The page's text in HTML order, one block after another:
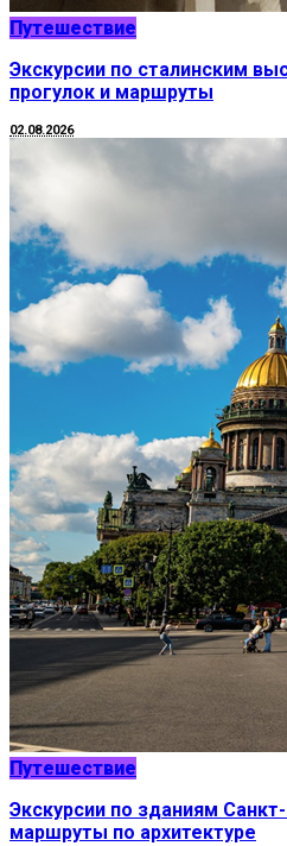
Путешествие
Экскурсии по сталинским
прогулок и маршруты
02.08.2026
Путешествие
Экскурсии по зданиям
маршруты по архитектуре